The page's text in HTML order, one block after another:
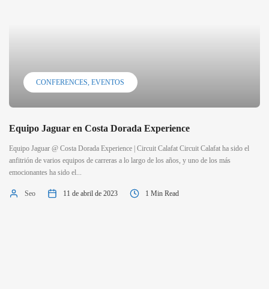
CONFERENCES EVENTOS
Equipo Jaguar en Costa Dorada Experience
Equipo Jaguar @ Costa Dorada Experience | Circuit Calafat Circuit Calafat ha sido el
anfitrión de varios equipos de carreras a lo largo de los años, y uno de los más
emocionantes ha sido el...
Seo 11 de abril de 2023 1 Min Read